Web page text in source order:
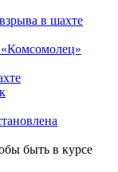
в шахте
быть в курсе